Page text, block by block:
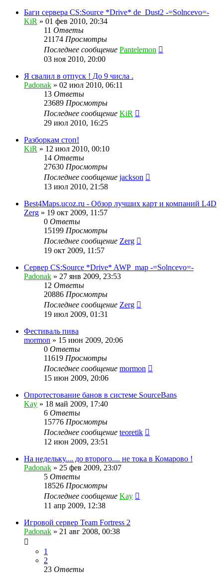
Баги сервера CS:Source *Drive* de_Dust2 -=Solncevo=-
KiR » 01 фев 2010, 20:34
11 Ответы
21174 Просмотры
Последнее сообщение Pantelemon
03 ноя 2010, 20:00
Я свалил в отпуск ! До 9 числа .
Padonak » 02 июл 2010, 06:11
13 Ответы
23689 Просмотры
Последнее сообщение KiR
29 июл 2010, 16:25
Разборкам стоп!
KiR » 12 июл 2010, 00:10
14 Ответы
27630 Просмотры
Последнее сообщение jackson
13 июл 2010, 21:58
Best4Maps.ucoz.ru - Обзор лучших карт и компаний L4D
Zerg » 19 окт 2009, 11:57
0 Ответы
15199 Просмотры
Последнее сообщение Zerg
19 окт 2009, 11:57
Сервер CS:Source *Drive* AWP_map -=Solncevo=-
Padonak » 27 янв 2009, 23:53
12 Ответы
20886 Просмотры
Последнее сообщение Zerg
19 июл 2009, 01:31
Фестиваль пива
mormon » 15 июн 2009, 20:06
0 Ответы
11619 Просмотры
Последнее сообщение mormon
15 июн 2009, 20:06
Опротестование банов в системе SourceBans
Kay » 18 май 2009, 17:40
6 Ответы
15776 Просмотры
Последнее сообщение teoretik
12 июн 2009, 23:51
На недельку.... до второго.... не тока в Комарово !
Padonak » 25 фев 2009, 23:07
5 Ответы
18526 Просмотры
Последнее сообщение Kay
11 апр 2009, 12:38
Игровой сервер Team Fortress 2
Padonak » 21 авг 2008, 00:38
1
2
23 Ответы